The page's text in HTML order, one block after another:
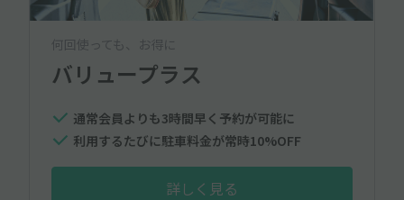
何回使っても、お得に
バリュープラス
通常会員よりも3時間早く予約が可能に
利用するたびに駐車料金が常時10%OFF
詳しく見る